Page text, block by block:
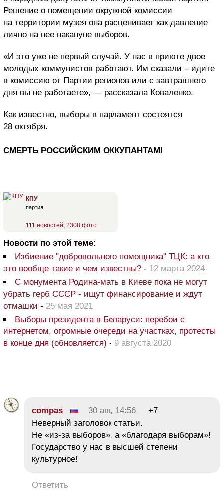
Решение о помещении окружной комиссии
на территории музея она расценивает как давление
лично на нее накануне выборов.
«И это уже не первый случай. У нас в приюте двое
молодых коммунистов работают. Им сказали – идите
в комиссию от Партии регионов или с завтрашнего
дня вы не работаете», — рассказала Коваленко.
Как известно, выборы в парламент состоятся
28 октября.
СМЕРТЬ РОССИЙСКИМ ОККУПАНТАМ!
КПУ
партия
111 новостей 2308 фото
Новости по этой теме:
Избиение "добровольного помощника" ТЦК: а кто
это вообще такие и чем известны? - 12 марта 2024
С монумента Родина-мать в Киеве пока не могут
убрать герб СССР - ищут финансирование и ждут
отмашки - 25 мая 2021
Выборы президента в Беларуси: перебои с
интернетом, огромные очереди на участках, протесты
в конце дня (обновляется) - 9 августа 2020
compas 30 авг, 14:56
+7
Неверный заголовок статьи.
Не «из-за выборов», а «благодаря выборам»!
Государство у нас в высшей степени
культурное!
Ответить